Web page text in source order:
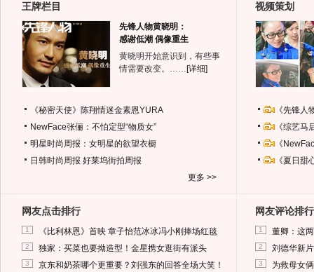
王牌栏目
先锋人物黄晓明：
感谢低潮 偶像重生
黄晓明开始意识到，有些事
情需要改变。…… [详细]
《秘密天使》陈翔情迷金素恩YURA
NewFace张俪：不怕定型“物质女”
明星时尚周报：女明星的欲望衣橱
日韩时尚周报 好莱坞街拍周报
更多 >>
视频策划
《先锋
《综艺
《
《夏日
网友点击排行
1 《比利林恩》首映 章子怡范冰冰冯小刚捧场红毯
2 独家：买菜也要拗造型！金星携女逛街有派头
3 京东和奶茶哪个更重要？刘强东的回答全场大笑！
网友评论排行
1 董卿：这
2 刘德华新
3 为救母女